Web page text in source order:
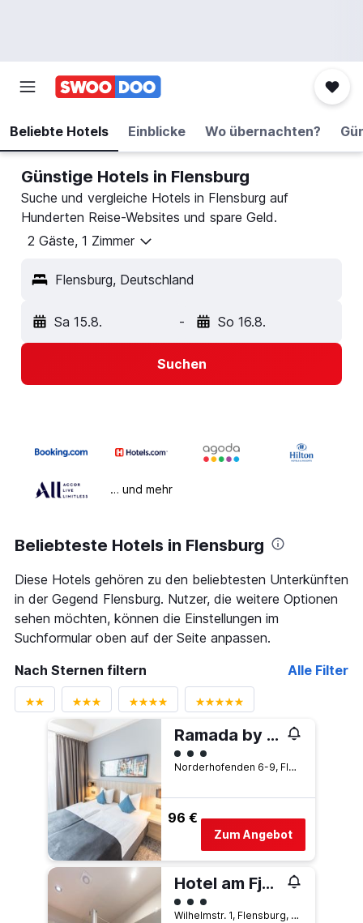
Beliebte Hotels Einblicke Wo übernachten?
Günstige Hotels in Flensburg
Suche und vergleiche Hotels in Flensburg auf
Hunderten Reise-Websites und spare Geld.
2 Gäste, 1 Zimmer
Flensburg, Deutschland
Sa 15.8. - So 16.8.
Suchen
… und mehr
Beliebteste Hotels in Flensburg
Diese Hotels gehören zu den beliebtesten Unterkünften
in der Gegend Flensburg. Nutzer, die weitere Optionen
sehen möchten, können die Einstellungen im
Suchformular oben auf der Seite anpassen.
Nach Sternen filtern
Alle Filter
Ramada by Wyndham Flensburg
Bewertungskategorie 3
Norderhofenden 6-9, Flensburg, Schleswig-Holstein, Deutschland
96 €
Zum Angebot
Hotel am Fjord
Bewertungskategorie 3
Wilhelmstr. 1, Flensburg, Schleswig-Holstein, Deutschland